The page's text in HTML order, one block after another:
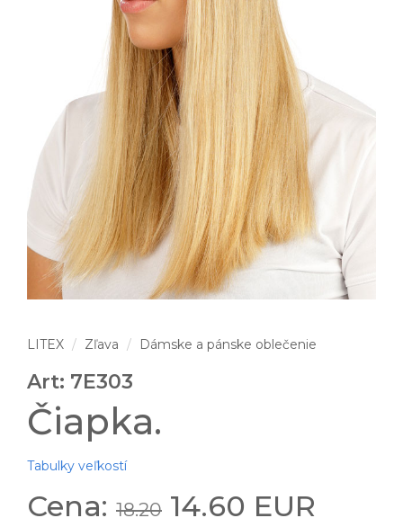
LITEX Zľava Dámske a pánske oblečenie
Art: 7E303
Čiapka.
Tabulky veľkostí
Cena: 18.20 14.60 EUR